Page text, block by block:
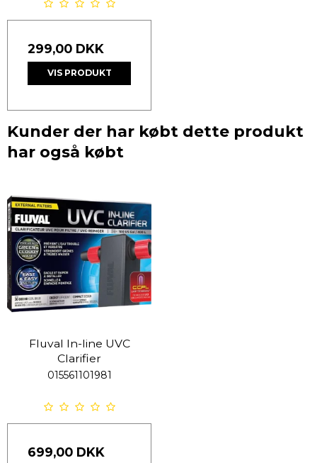
299,00 DKK
VIS PRODUKT
Kunder der har købt dette produkt
har også købt
Fluval In-line UVC
Clarifier
015561101981
699,00 DKK